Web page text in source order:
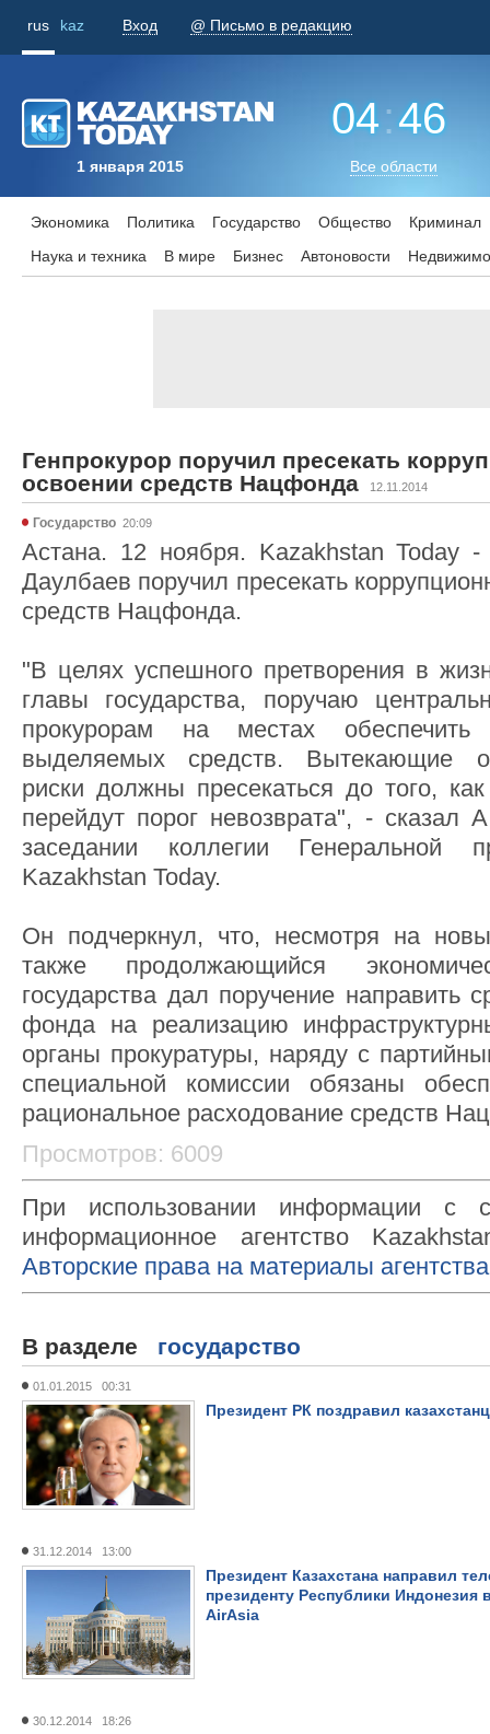
rus kaz Вход @ Письмо в редакцию
1 января 2015
04:46
Все области
Экономика Политика Государство Общество
Криминал
Наука и техника
В мире Бизнес Aвтоновости
Генпрокурор поручил пресекать
освоении средств Нацфонда
12.11.2014
Государство 20:09
Астана. 12 ноября. Kazakhstan Today
Даулбаев поручил пресекать
средств Нацфонда.
"В целях успешного претворения в
главы государства, поручаю
прокурорам на местах обеспечить
выделяемых средств. Вытекающие
риски должны пресекаться до того,
перейдут порог невозврата", - сказал
заседании коллегии Генеральной
Kazakhstan Today.
Он подчеркнул, что, несмотря на
также продолжающийся
государства дал поручение направить
фонда на реализацию
органы прокуратуры, наряду с
специальной комиссии обязаны
рациональное расходование средств
Просмотров: 6009
При использовании информации с
информационное агентство
Авторские права на материалы
В разделе государство
01.01.2015 00:31
Президент РК поздравил
31.12.2014 13:00
Президент Казахстана направил
президенту Республики Индонезия
AirAsia
30.12.2014 18:26